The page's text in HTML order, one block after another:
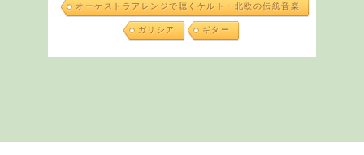
オーケストラアレンジで聴くケルト・北欧の伝統音楽
ガリシア ギター